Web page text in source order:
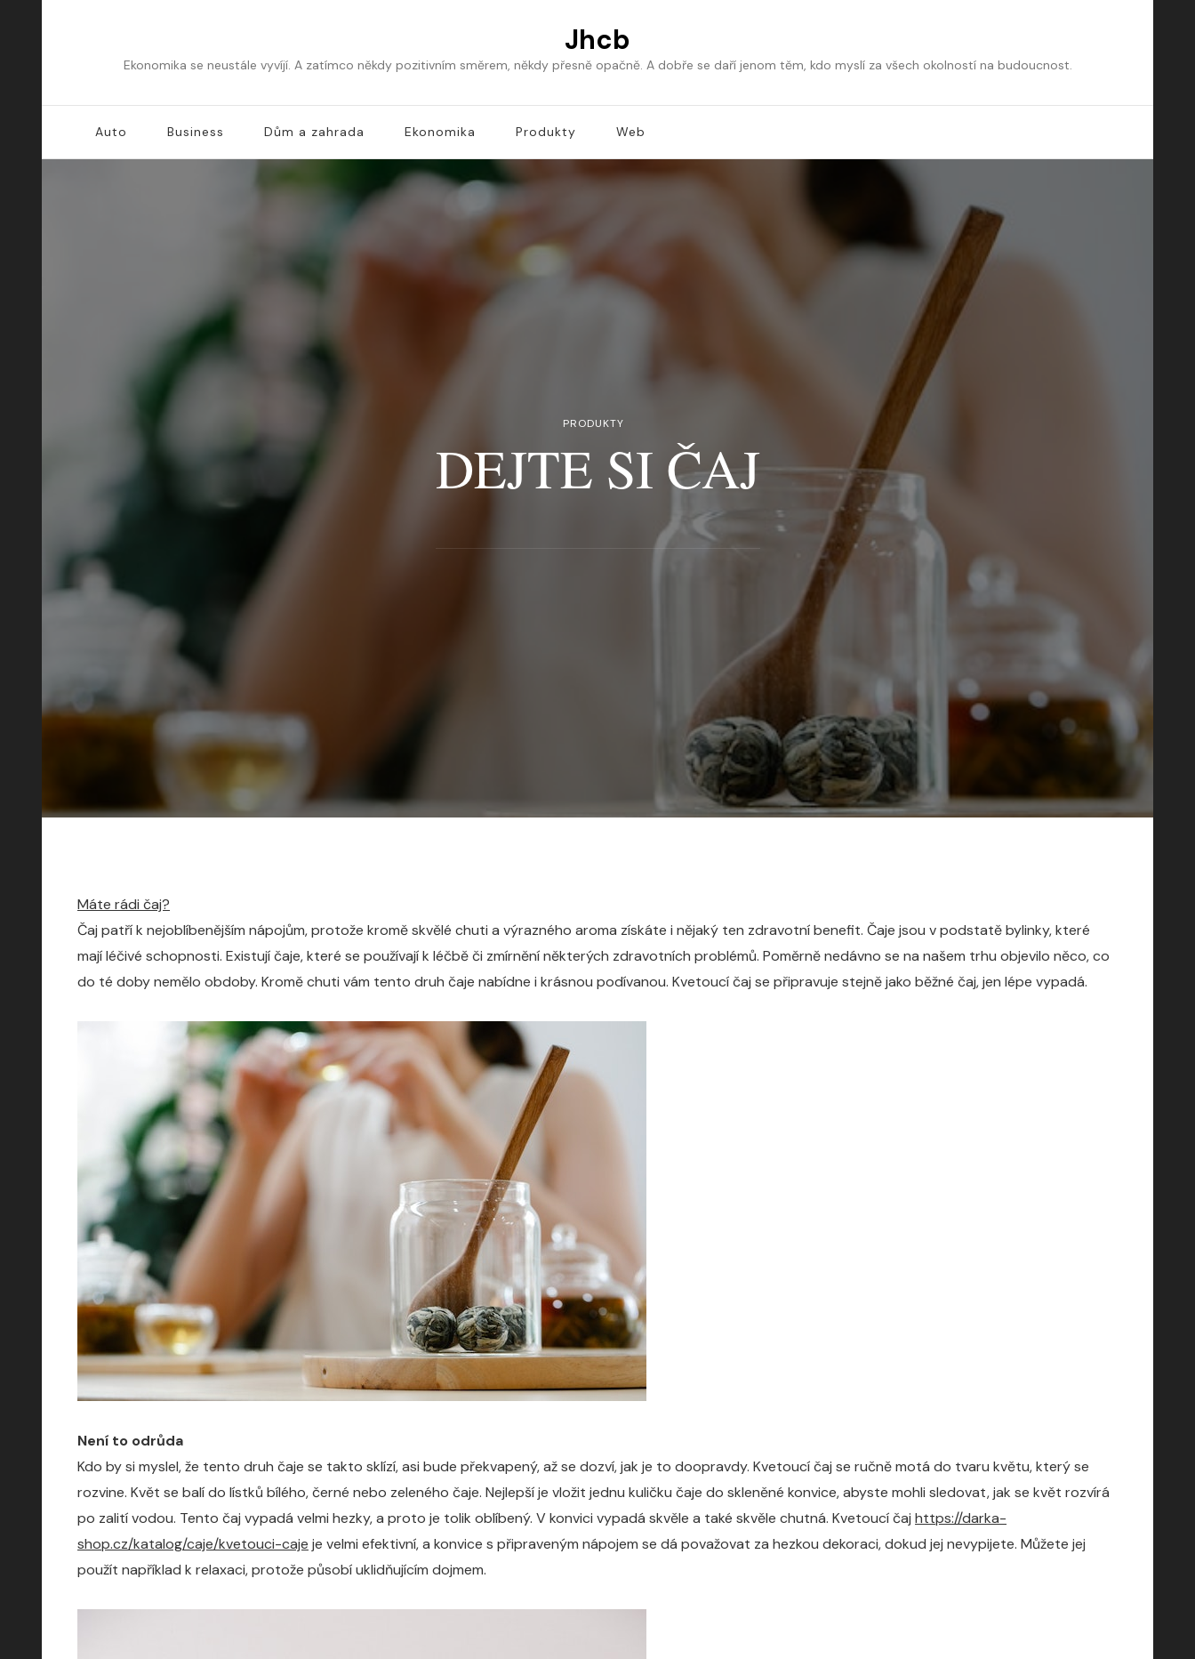
Jhcb
Ekonomika se neustále vyvíjí. A zatímco někdy pozitivním směrem, někdy přesně opačně. A dobře se daří jenom těm, kdo myslí za všech okolností na budoucnost.
Auto Business Dům a zahrada Ekonomika Produkty Web
PRODUKTY
DEJTE SI ČAJ
Máte rádi čaj?
Čaj patří k nejoblíbenějším nápojům, protože kromě skvělé chuti a výrazného aroma získáte i nějaký ten zdravotní benefit. Čaje jsou v podstatě bylinky, které
mají léčivé schopnosti. Existují čaje, které se používají k léčbě či zmírnění některých zdravotních problémů. Poměrně nedávno se na našem trhu objevilo něco, co
do té doby nemělo obdoby. Kromě chuti vám tento druh čaje nabídne i krásnou podívanou. Kvetoucí čaj se připravuje stejně jako běžné čaj, jen lépe vypadá.
Není to odrůda
Kdo by si myslel, že tento druh čaje se takto sklízí, asi bude překvapený, až se dozví, jak je to doopravdy. Kvetoucí čaj se ručně motá do tvaru květu, který se
rozvine. Květ se balí do lístků bílého, černé nebo zeleného čaje. Nejlepší je vložit jednu kuličku čaje do skleněné konvice, abyste mohli sledovat, jak se květ rozvírá
po zalití vodou. Tento čaj vypadá velmi hezky, a proto je tolik oblíbený. V konvici vypadá skvěle a také skvěle chutná. Kvetoucí čaj https://darka-
shop.cz/katalog/caje/kvetouci-caje je velmi efektivní, a konvice s připraveným nápojem se dá považovat za hezkou dekoraci, dokud jej nevypijete. Můžete jej
použít například k relaxaci, protože působí uklidňujícím dojmem.